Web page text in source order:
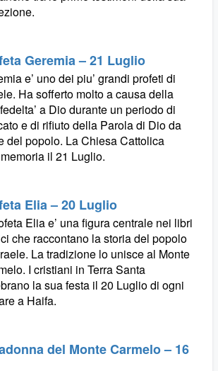
Geremia – 21 Luglio
e’ uno dei piu’ grandi profeti di
Ha sofferto molto a causa della
a Dio durante un periodo di
e di rifiuto della Parola di Dio da
del popolo. La Chiesa Cattolica
il 21 Luglio.
Elia – 20 Luglio
Elia e’ una figura centrale nei libri
che raccontano la storia del popolo
La tradizione lo unisce al Monte
I cristiani in Terra Santa
la sua festa il 20 Luglio di ogni
a Haifa.
del Monte Carmelo – 16